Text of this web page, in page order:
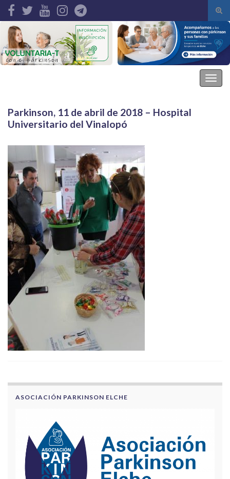
de
Search for:
Parkinson, 11 de abril de 2018 – Hospital
Universitario del Vinalopó
ASOCIACIÓN PARKINSON ELCHE